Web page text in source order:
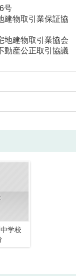
号
建物取引業保証協
地建物取引業協会
動産公正取引協議
学校